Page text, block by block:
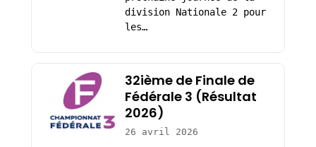
division Nationale 2 pour
les…
32ième de Finale de
Fédérale 3 (Résultat
2026)
26 avril 2026